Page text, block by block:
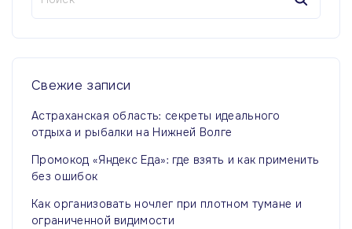
т
и
Свежие записи
Астраханская область: секреты идеального
отдыха и рыбалки на Нижней Волге
Промокод «Яндекс Еда»: где взять и как применить
без ошибок
Как организовать ночлег при плотном тумане и
ограниченной видимости